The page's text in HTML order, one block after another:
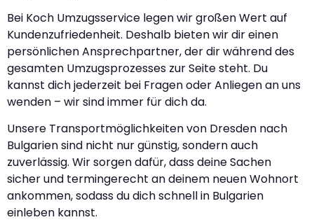
Bei Koch Umzugsservice legen wir großen Wert auf
Kundenzufriedenheit. Deshalb bieten wir dir einen
persönlichen Ansprechpartner, der dir während des
gesamten Umzugsprozesses zur Seite steht. Du
kannst dich jederzeit bei Fragen oder Anliegen an uns
wenden – wir sind immer für dich da.
Unsere Transportmöglichkeiten von Dresden nach
Bulgarien sind nicht nur günstig, sondern auch
zuverlässig. Wir sorgen dafür, dass deine Sachen
sicher und termingerecht an deinem neuen Wohnort
ankommen, sodass du dich schnell in Bulgarien
einleben kannst.